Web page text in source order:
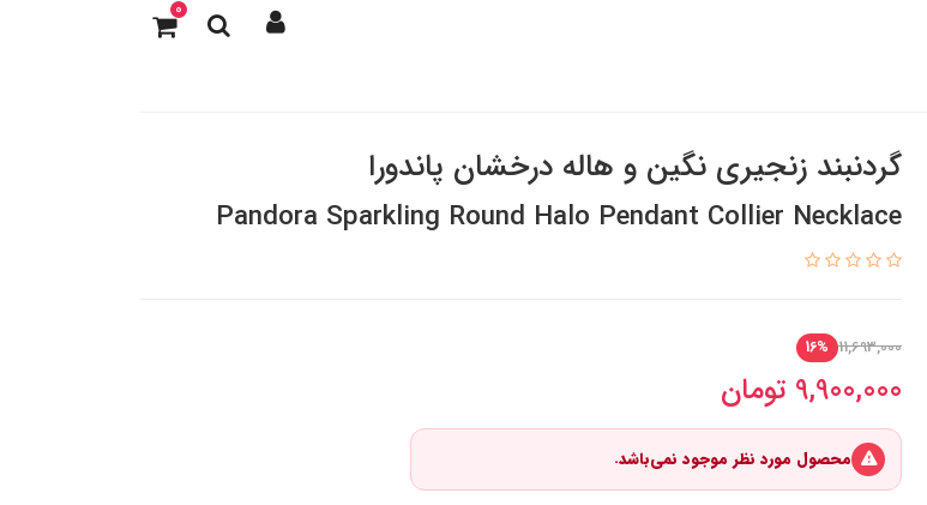
0
گردنبند زنجیری نگین و هاله درخشان پاندورا
Pandora Sparkling Round Halo Pendant Collier Necklace
11,693,000
16%
9,900,000 تومان
محصول مورد نظر موجود نمی‌باشد.